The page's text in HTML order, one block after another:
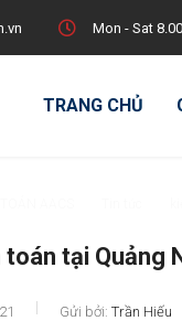
Mon - Sat
TRANG CHỦ
tại Quảng
Gửi bởi: Trần Hiếu